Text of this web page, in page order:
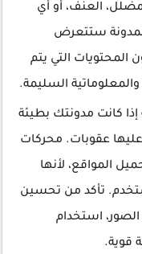
العنف، أو أي
ستتعرض
التي يتم
السليمة.
كانت مدونتك بطيئة
عقوبات. محركات
المواقع، لأنها
تأكد من تحسين
استخدام
قوية.